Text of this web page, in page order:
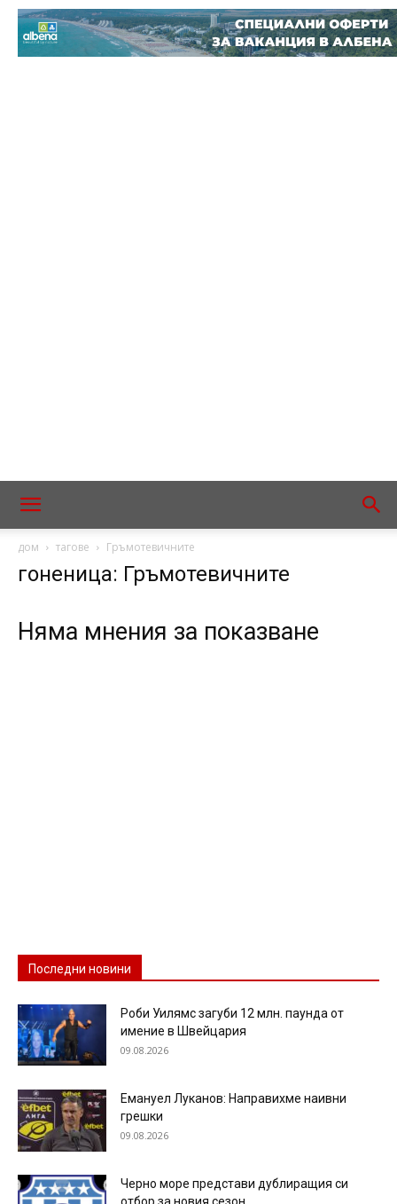
дом тагове Гръмотевичните
гоненица: Гръмотевичните
Няма мнения за показване
Последни новини
Роби Уилямс загуби 12 млн. паунда от
имение в Швейцария
09.08.2026
Емануел Луканов: Направихме наивни
грешки
09.08.2026
Черно море представи дублиращия си